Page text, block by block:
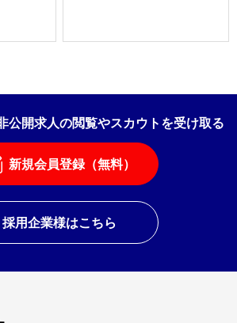
公開求人の閲覧やスカウトを受け取る
新規会員登録（無料）
採用企業様はこちら